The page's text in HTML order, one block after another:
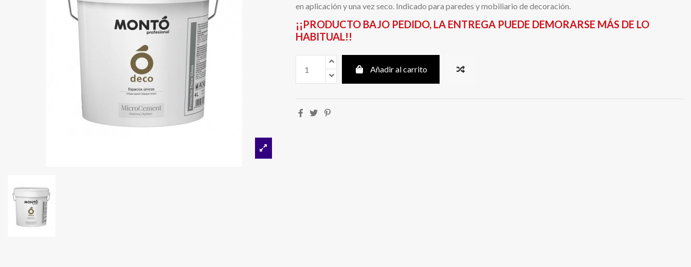
en aplicación y una vez seco. Indicado para paredes y mobiliario de decoración.
¡¡PRODUCTO BAJO PEDIDO, LA ENTREGA PUEDE DEMORARSE MÁS DE LO
HABITUAL!!
Añadir al carrito